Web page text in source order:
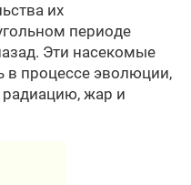
их
периоде
Эти насекомые
в процессе эволюции,
жар и